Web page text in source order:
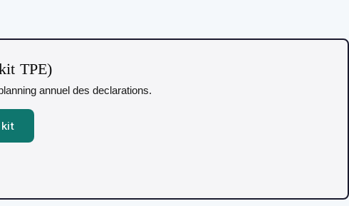
TPE)
annuel des declarations.